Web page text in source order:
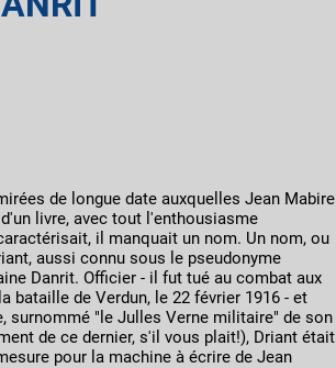
de longue date auxquelles Jean Mabire
livre, avec tout l'enthousiasme
il manquait un nom. Un nom, ou
aussi connu sous le pseudonyme
Danrit. Officier - il fut tué au combat aux
bataille de Verdun, le 22 février 1916 - et
surnommé "le Julles Verne militaire" de son
de ce dernier, s'il vous plait!), Driant était
pour la machine à écrire de Jean